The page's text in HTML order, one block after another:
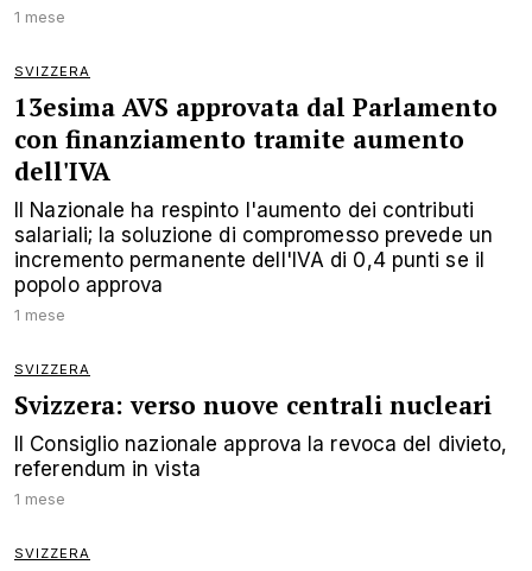
1 mese
SVIZZERA
13esima AVS approvata dal Parlamento
con finanziamento tramite aumento
dell'IVA
Il Nazionale ha respinto l'aumento dei contributi
salariali; la soluzione di compromesso prevede un
incremento permanente dell'IVA di 0,4 punti se il
popolo approva
1 mese
SVIZZERA
Svizzera: verso nuove centrali nucleari
Il Consiglio nazionale approva la revoca del divieto,
referendum in vista
1 mese
SVIZZERA